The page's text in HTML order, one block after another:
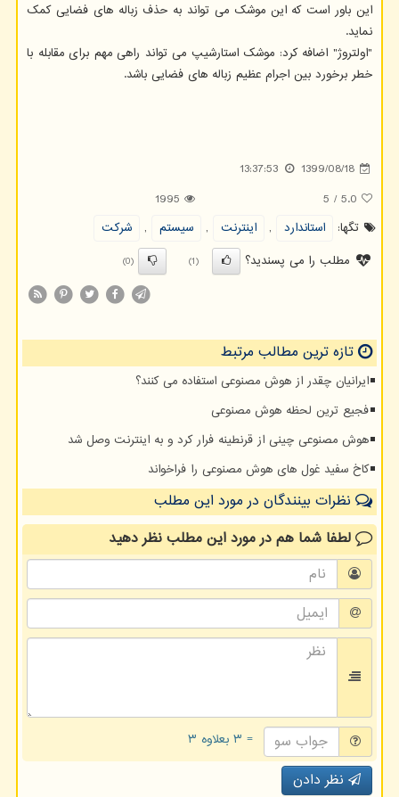
این باور است که این موشک می تواند به حذف زباله های فضایی کمک
نماید.
"اولتروژ" اضافه کرد: موشک استارشیپ می تواند راهی مهم برای مقابله با
خطر برخورد بین اجرام عظیم زباله های فضایی باشد.
1399/08/18
13:37:53
5.0
/
5
1995
تگها:
استاندارد , اینترنت , سیستم ,
شركت
مطلب را می پسندید؟
(1)
(0)
تازه ترین مطالب مرتبط
ایرانیان چقدر از هوش مصنوعی استفاده می کنند؟
فجیع ترین لحظه هوش مصنوعی
هوش مصنوعی چینی از قرنطینه فرار کرد و به اینترنت وصل شد
کاخ سفید غول های هوش مصنوعی را فراخواند
نظرات بینندگان در مورد این مطلب
لطفا شما همدر مورد این مطلبنظر دهید
= ۳ بعلاوه ۳
نظر دادن